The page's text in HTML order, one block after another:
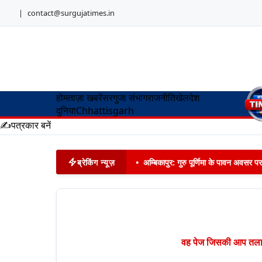
| contact@surgujatimes.in
होमताज़ा खबरेंसरगुजा संभागराजनीतिखेलदेश
दुनियाChhattisgarh
✍️पत्रकार बनें
ब्रेकिंग न्यूज़ • अम्बिकापुर: गुरु पूर्णिमा के पावन अवसर
वह पेज जिसकी आप